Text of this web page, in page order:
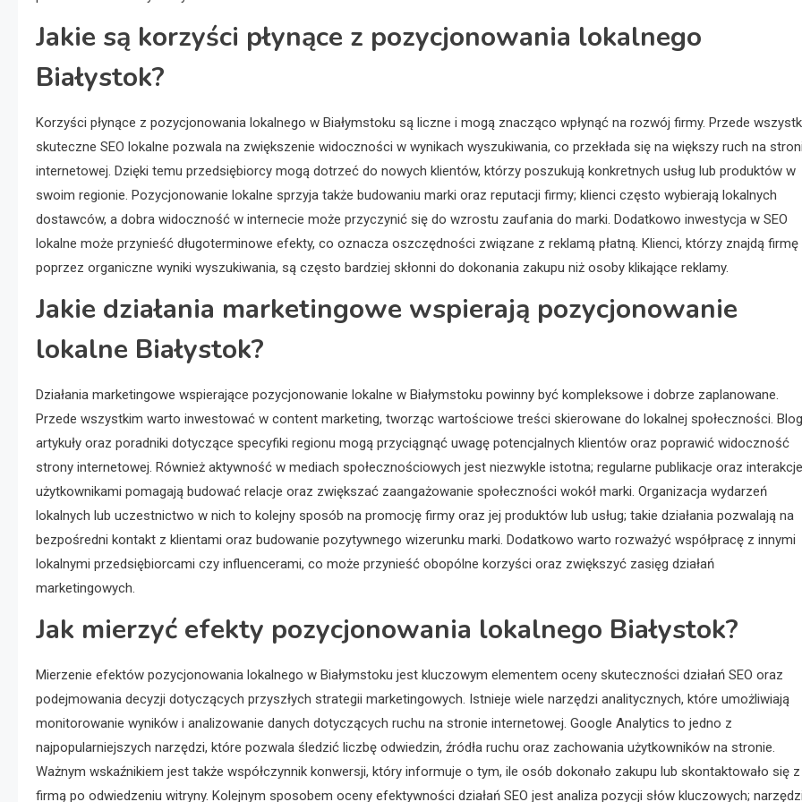
Jakie są korzyści płynące z pozycjonowania lokalnego
Białystok?
Korzyści płynące z pozycjonowania lokalnego w Białymstoku są liczne i mogą znacząco wpłynąć na rozwój firmy. Przede
skuteczne SEO lokalne pozwala na zwiększenie widoczności w wynikach wyszukiwania, co przekłada się na większy ruch na
internetowej. Dzięki temu przedsiębiorcy mogą dotrzeć do nowych klientów, którzy poszukują konkretnych usług lub produktów w
swoim regionie. Pozycjonowanie lokalne sprzyja także budowaniu marki oraz reputacji firmy; klienci często wybierają lokalnych
dostawców, a dobra widoczność w internecie może przyczynić się do wzrostu zaufania do marki. Dodatkowo inwestycja w SEO
lokalne może przynieść długoterminowe efekty, co oznacza oszczędności związane z reklamą płatną. Klienci, którzy znajdą firmę
poprzez organiczne wyniki wyszukiwania, są często bardziej skłonni do dokonania zakupu niż osoby klikające reklamy.
Jakie działania marketingowe wspierają pozycjonowanie
lokalne Białystok?
Działania marketingowe wspierające pozycjonowanie lokalne w Białymstoku powinny być kompleksowe i dobrze zaplanowane.
Przede wszystkim warto inwestować w content marketing, tworząc wartościowe treści skierowane do lokalnej społeczności.
artykuły oraz poradniki dotyczące specyfiki regionu mogą przyciągnąć uwagę potencjalnych klientów oraz poprawić widoczność
strony internetowej. Również aktywność w mediach społecznościowych jest niezwykle istotna; regularne publikacje oraz
użytkownikami pomagają budować relacje oraz zwiększać zaangażowanie społeczności wokół marki. Organizacja wydarzeń
lokalnych lub uczestnictwo w nich to kolejny sposób na promocję firmy oraz jej produktów lub usług; takie działania pozwalają na
bezpośredni kontakt z klientami oraz budowanie pozytywnego wizerunku marki. Dodatkowo warto rozważyć współpracę z innymi
lokalnymi przedsiębiorcami czy influencerami, co może przynieść obopólne korzyści oraz zwiększyć zasięg działań
marketingowych.
Jak mierzyć efekty pozycjonowania lokalnego Białystok?
Mierzenie efektów pozycjonowania lokalnego w Białymstoku jest kluczowym elementem oceny skuteczności działań SEO oraz
podejmowania decyzji dotyczących przyszłych strategii marketingowych. Istnieje wiele narzędzi analitycznych, które umożliwiają
monitorowanie wyników i analizowanie danych dotyczących ruchu na stronie internetowej. Google Analytics to jedno z
najpopularniejszych narzędzi, które pozwala śledzić liczbę odwiedzin, źródła ruchu oraz zachowania użytkowników na stronie.
Ważnym wskaźnikiem jest także współczynnik konwersji, który informuje o tym, ile osób dokonało zakupu lub skontaktowało się z
firmą po odwiedzeniu witryny. Kolejnym sposobem oceny efektywności działań SEO jest analiza pozycji słów kluczowych;